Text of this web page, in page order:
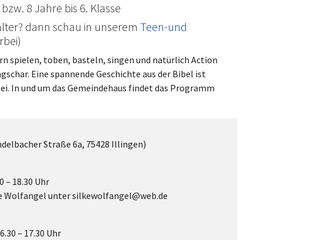
8 Jahre bis 6. Klasse
dann schau in unserem Teen-und
spielen, toben, basteln, singen und natürlich Action
Eine spannende Geschichte aus der Bibel ist
In und um das Gemeindehaus findet das Programm
Straße 6a, 75428 Illingen)
– 18.30 Uhr
Wolfangel unter silkewolfangel@web.de
– 17.30 Uhr